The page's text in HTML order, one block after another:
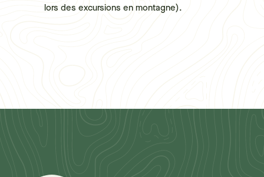
lors des excursions en montagne).